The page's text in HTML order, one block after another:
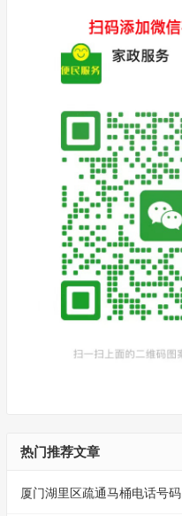
热门推荐文章
厦门湖里区疏通马桶电话号码